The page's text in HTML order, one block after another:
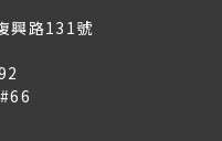
興路131號